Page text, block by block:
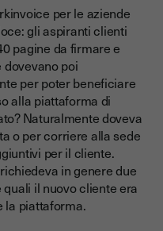
per le aziende
gli aspiranti clienti
pagine da firmare e
dovevano poi
per poter beneficiare
alla piattaforma di
Naturalmente doveva
o per corriere alla sede
per il cliente.
in genere due
il nuovo cliente era
la piattaforma.